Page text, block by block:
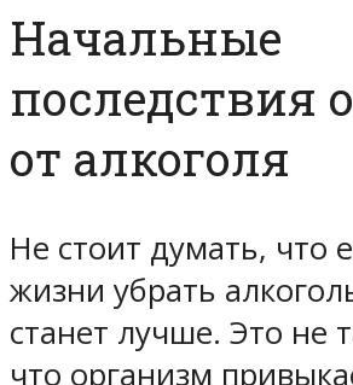
Начальные
последствия
от алкоголя
Не стоит думать, что
жизни убрать
станет лучше. Это не
что организм